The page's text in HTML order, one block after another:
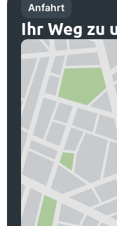
Anfahrt
Ihr Weg zu